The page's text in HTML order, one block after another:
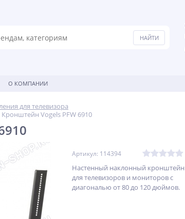
О КОМПАНИИ
для телевизора
Кронштейн Vogels PFW 6910
Артикул: 114394
Настенный наклонный кронштейн
для телевизоров и мониторов с
диагональю от 80 до 120 дюймов.